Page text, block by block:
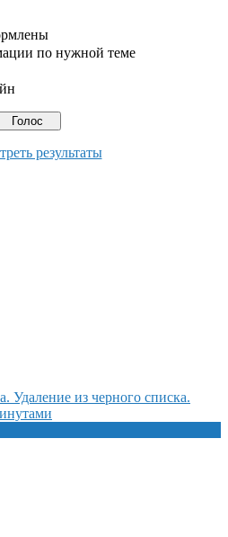
по нужной теме
результаты
Удаление из черного списка.